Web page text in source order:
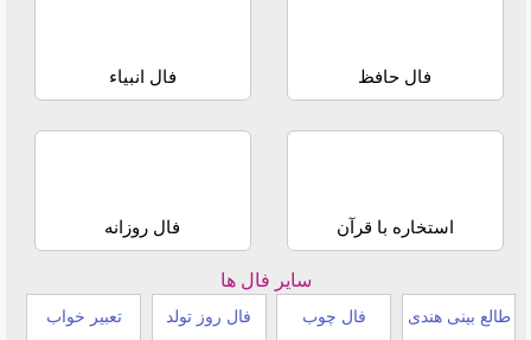
فال حافظ فال انبیاء
استخاره با قرآن فال روزانه
سایر فال ها
طالع بینی هندی فال چوب فال روز تولد تعبیر خواب